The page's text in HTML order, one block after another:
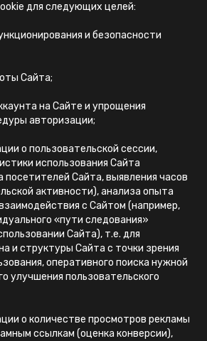
для следующих целей:
и безопасности
Сайта;
на Сайте и упрощения
авторизации;
о пользовательской сессии,
использования Сайта
посетителей Сайта, выявления часов
активности), анализа опыта
с Сайтом (например,
«пути следования»
Сайта), т.е. для
и структуры Сайта с точки зрения
оперативного поиска нужной
улучшения пользовательского
о количестве просмотров рекламы
ссылкам (оценка конверсии),